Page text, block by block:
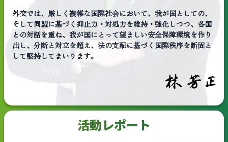
外交では、厳しく複雑な国際社会において、我が国としての、
そして同盟に基づく抑止力・対処力を維持・強化しつつ、各国
との対話を重ね、我が国にとって望ましい安全保障環境を作り
出し、分断と対立を超え、法の支配に基づく国際秩序を断固と
して堅持してまいります。
活動レポート